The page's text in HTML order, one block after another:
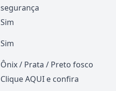
segurança
Sim
Sim
Ônix / Prata / Preto fosco
CliqueAQUI e confira